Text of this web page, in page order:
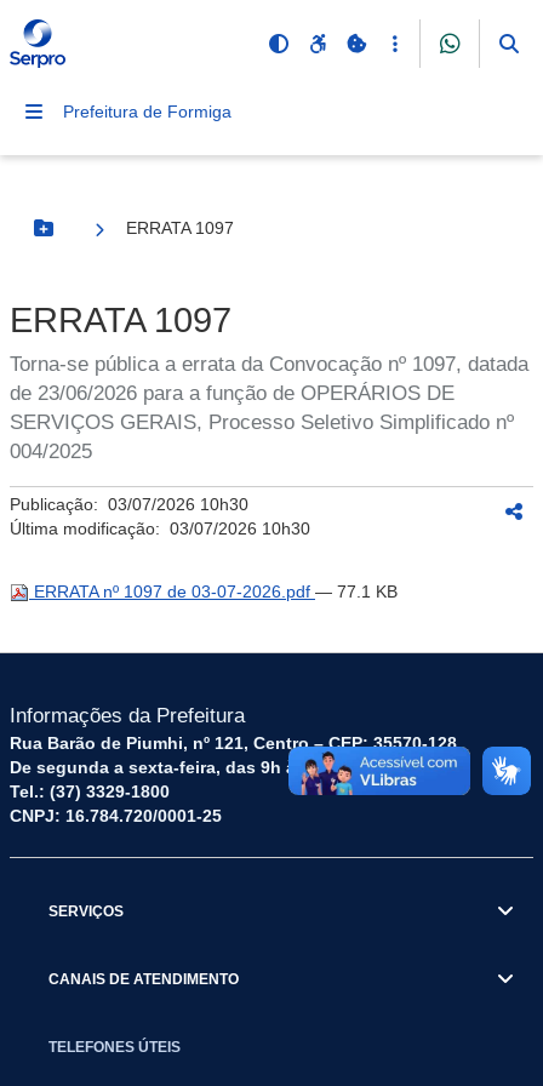
Prefeitura de Formiga
Botão Menu
ERRATA 1097
ERRATA 1097
Torna-se pública a errata da Convocação nº 1097, datada
de 23/06/2026 para a função de OPERÁRIOS DE
SERVIÇOS GERAIS, Processo Seletivo Simplificado nº
004/2025
Publicação: 03/07/2026 10h30
Última modificação: 03/07/2026 10h30
ERRATA nº 1097 de 03-07-2026.pdf — 77.1 KB
Informações da Prefeitura
Rua Barão de Piumhi, nº 121, Centro – CEP: 35570-128
De segunda a sexta-feira, das 9h às 16h
Tel.: (37) 3329-1800
CNPJ: 16.784.720/0001-25
SERVIÇOS
CANAIS DE ATENDIMENTO
TELEFONES ÚTEIS